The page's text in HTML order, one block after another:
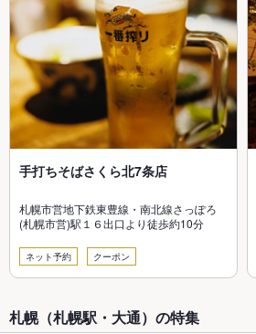
手打ちそばさくら北7条店
札幌市営地下鉄東豊線・南北線さっぽろ
(札幌市営)駅１６出口より徒歩約10分
ネット予約 クーポン
札幌（札幌駅・大通）の特集